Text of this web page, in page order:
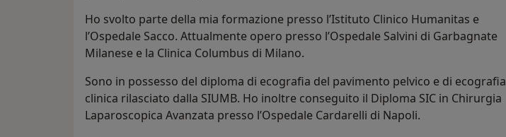
Ho svolto parte della mia formazione presso l’Istituto Clinico Humanitas e
l’Ospedale Sacco. Attualmente opero presso l’Ospedale Salvini di Garbagnate
Milanese e la Clinica Columbus di Milano.
Sono in possesso del diploma di ecografia del pavimento pelvico e di ecografia
clinica rilasciato dalla SIUMB. Ho inoltre conseguito il Diploma SIC in Chirurgia
Laparoscopica Avanzata presso l’Ospedale Cardarelli di Napoli.